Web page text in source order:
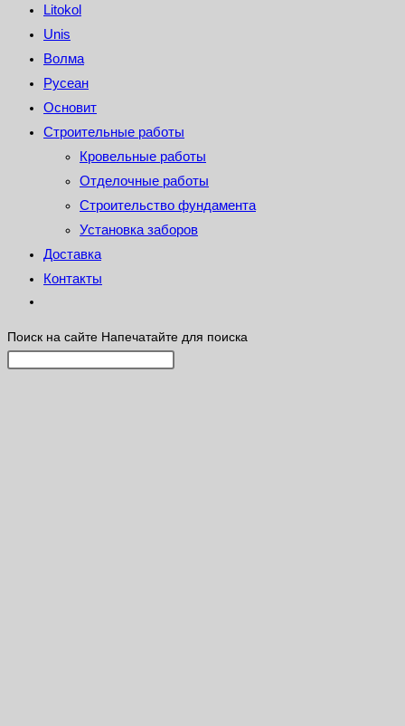
Litokol
Unis
Волма
Русеан
Основит
Строительные работы
Кровельные работы
Отделочные работы
Строительство фундамента
Установка заборов
Доставка
Контакты
Поиск на сайте Напечатайте для поиска